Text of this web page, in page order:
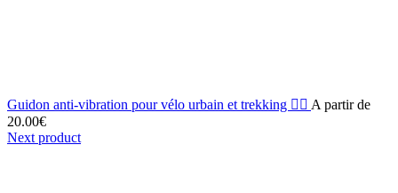
Guidon anti-vibration pour vélo urbain et trekking 🚴‍♂️ A partir de
20.00€
Next product